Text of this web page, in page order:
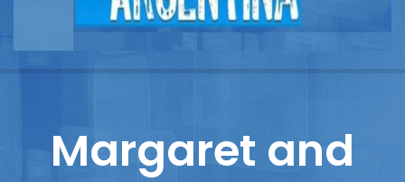
Reportajes
Margaret and